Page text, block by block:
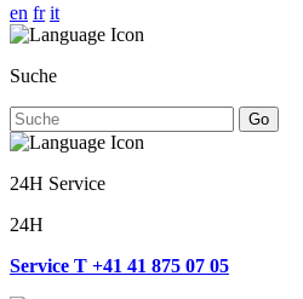
en fr it
Suche
Go
24H Service
24H
Service T +41 41 875 07 05